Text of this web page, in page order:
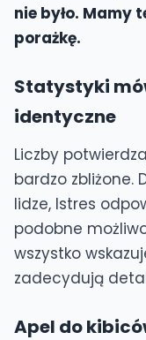
nie było. Mamy
porażkę.
Statystyki
identyczne
Liczby
bardzo zbliżone.
lidze, Istres
podobne
wszystko
zadecydują
Apel do